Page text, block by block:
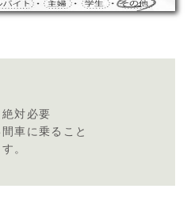
対必要
車に乗ること
。